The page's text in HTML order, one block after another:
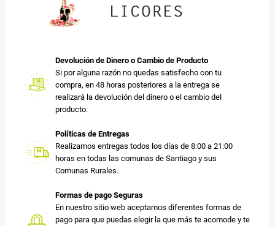
Devolución de Dinero o Cambio de Producto
Si por alguna razón no quedas satisfecho con tu
compra, en 48 horas posteriores a la entrega se
realizará la devolución del dinero o el cambio del
producto.
Políticas de Entregas
Realizamos entregas todos los días de 8:00 a 21:00
horas en todas las comunas de Santiago y sus
Comunas Rurales.
Formas de pago Seguras
En nuestro sitio web aceptamos diferentes formas de
pago para que puedas elegir la que más te acomode y te